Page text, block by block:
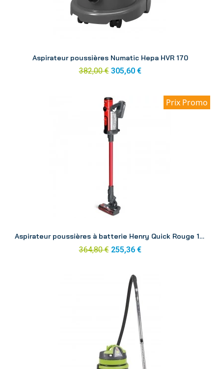
Aspirateur poussières Numatic Hepa HVR 170
382,00 € 305,60 €
Prix Promo
Aspirateur poussières à batterie Henry Quick Rouge 1 batterie
364,80 € 255,36 €